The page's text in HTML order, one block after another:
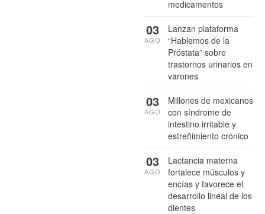
medicamentos
Lanzan plataforma
“Hablemos de la
Próstata” sobre
trastornos urinarios en
varones
03
AGO
Millones de mexicanos
con síndrome de
intestino irritable y
estreñimiento crónico
03
AGO
Lactancia materna
fortalece músculos y
encías y favorece el
desarrollo lineal de los
dientes
03
AGO